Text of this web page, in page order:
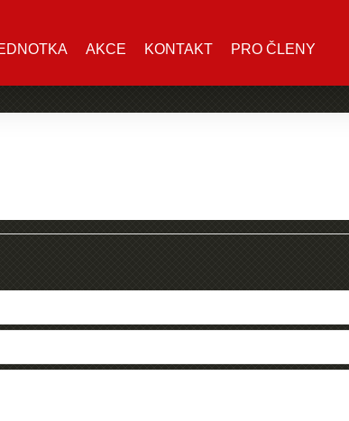
AKCE KONTAKT PRO ČLENY